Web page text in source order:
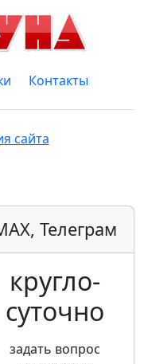
Контакты
сайта
Телеграм
кругло­
суточно
задать вопрос